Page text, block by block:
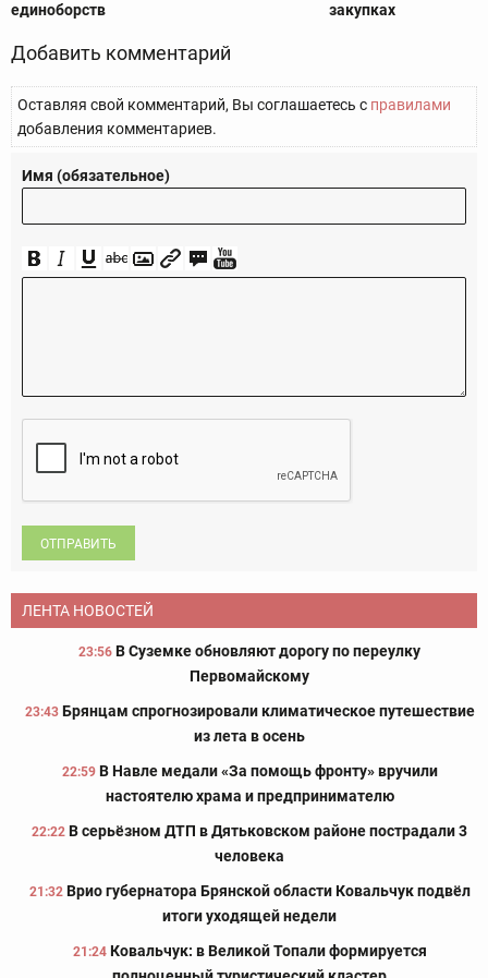
единоборств
закупках
Добавить комментарий
Оставляя свой комментарий, Вы соглашаетесь с правилами
добавления комментариев.
Имя (обязательное)
ОТПРАВИТЬ
ЛЕНТА НОВОСТЕЙ
23:56 В Суземке обновляют дорогу по переулку
Первомайскому
23:43 Брянцам спрогнозировали климатическое путешествие
из лета в осень
22:59 В Навле медали «За помощь фронту» вручили
настоятелю храма и предпринимателю
22:22 В серьёзном ДТП в Дятьковском районе пострадали 3
человека
21:32 Врио губернатора Брянской области Ковальчук подвёл
итоги уходящей недели
21:24 Ковальчук: в Великой Топали формируется